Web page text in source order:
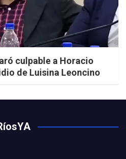
culpable a Horacio
de Luisina Leoncino